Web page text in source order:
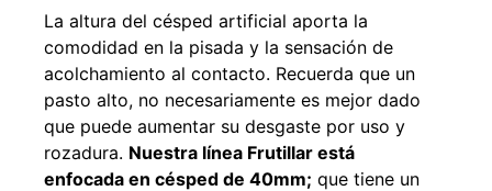
La altura del césped artificial aporta la
comodidad en la pisada y la sensación de
acolchamiento al contacto. Recuerda que un
pasto alto, no necesariamente es mejor dado
que puede aumentar su desgaste por uso y
rozadura. Nuestra línea Frutillar está
enfocada en césped de 40mm; que tiene un
Pasto sintético ornamental
Importado USA: Summer
densidad 35mm Rollo
4,57*30,48mts
2.002.243
1.021.490
Leer más
hypalon sin tela 3 MPA
$1.192.666 $930.490
Agregar al carrito